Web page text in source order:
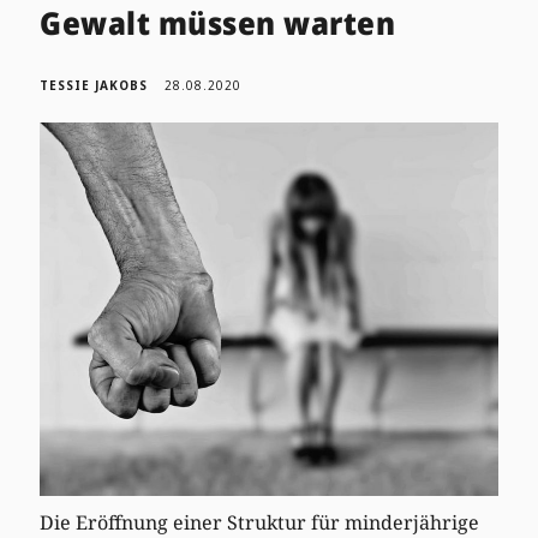
Gewalt müssen warten
TESSIE JAKOBS 28.08.2020
Die Eröffnung einer Struktur für minderjährige